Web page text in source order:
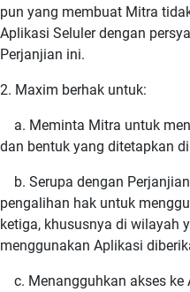
pun yang membuat Mitra
Aplikasi Seluler dengan
Perjanjian ini.
2. Maxim berhak untuk:
a. Meminta Mitra untuk
dan bentuk yang ditetapkan
b. Serupa dengan
pengalihan hak untuk
ketiga, khususnya di wilayah
menggunakan Aplikasi
c. Menangguhkan akses ke